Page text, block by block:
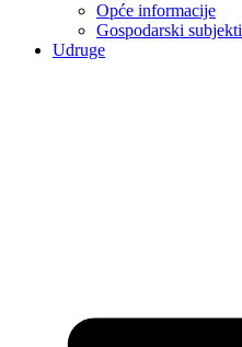
Opće informacije
Gospodarski subjekti
Udruge